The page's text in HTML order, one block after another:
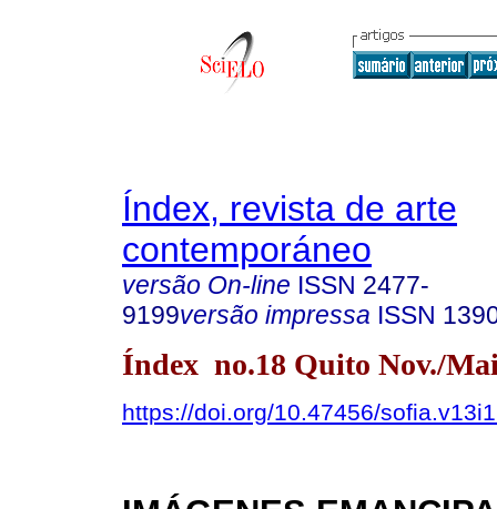
Índex, revista de arte
contemporáneo
versão On-line ISSN 2477-
9199versão impressa ISSN
Índex no.18 Quito Nov./
https://doi.org/10.47456/